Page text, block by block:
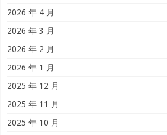
2026 年 4 月
2026 年 3 月
2026 年 2 月
2026 年 1 月
2025 年 12 月
2025 年 11 月
2025 年 10 月